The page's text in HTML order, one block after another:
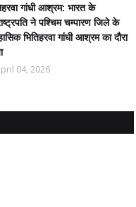
गांधी आश्रम: भारत के
ने पश्चिम चम्पारण जिले के
भितिहरवा गांधी आश्रम का दौरा
04, 2026